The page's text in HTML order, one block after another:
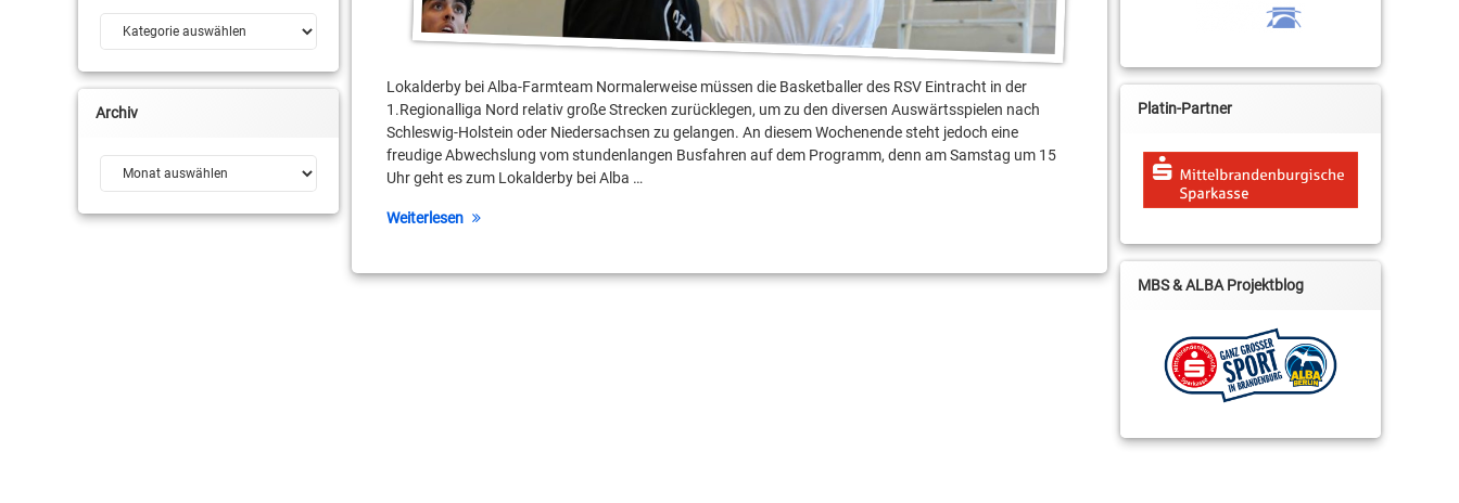
Lokalderby bei Alba-Farmteam Normalerweise müssen die Basketballer des RSV Eintracht in der
1.Regionalliga Nord relativ große Strecken zurücklegen, um zu den diversen Auswärtsspielen nach
Schleswig-Holstein oder Niedersachsen zu gelangen. An diesem Wochenende steht jedoch eine
freudige Abwechslung vom stundenlangen Busfahren auf dem Programm, denn am Samstag um 15
Uhr geht es zum Lokalderby bei Alba …
Weiterlesen
Kategorien
Archiv
Archiv
Platin-Partner
MBS & ALBA Projektblog